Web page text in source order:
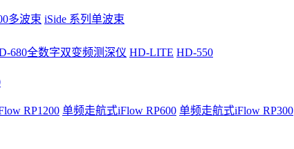
多波束 iSide 系列单波束
680全数字双变频测深仪 HD-LITE HD-550
RP1200 单频走航式iFlow RP600 单频走航式iFlow RP300